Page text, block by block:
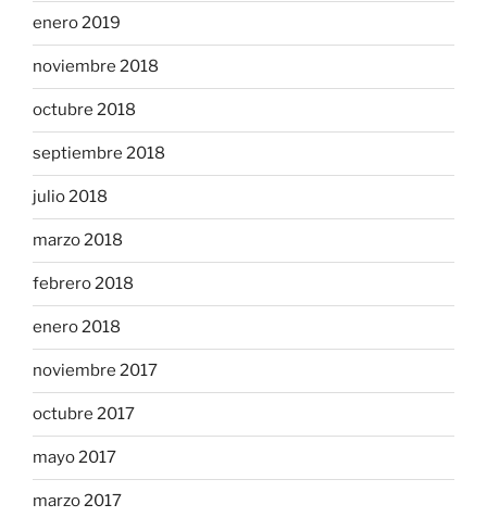
enero 2019
noviembre 2018
octubre 2018
septiembre 2018
julio 2018
marzo 2018
febrero 2018
enero 2018
noviembre 2017
octubre 2017
mayo 2017
marzo 2017